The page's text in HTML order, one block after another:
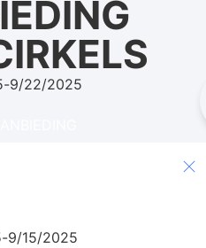
-9/22/2025
-9/15/2025